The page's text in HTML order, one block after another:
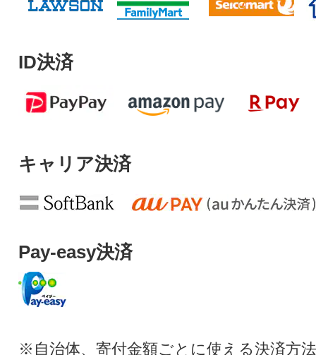
ID決済
キャリア決済
Pay-easy決済
※自治体、寄付金額ごとに使える決済方